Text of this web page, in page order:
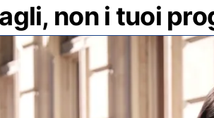
non i tuoi